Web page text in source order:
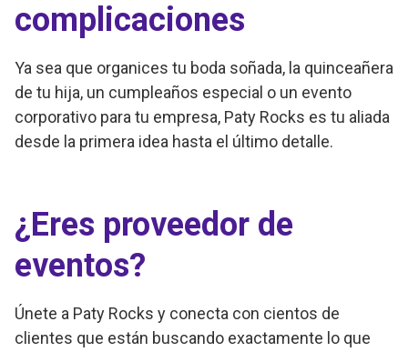
complicaciones
Ya sea que organices tu boda soñada, la quinceañera
de tu hija, un cumpleaños especial o un evento
corporativo para tu empresa, Paty Rocks es tu aliada
desde la primera idea hasta el último detalle.
¿Eres proveedor de
eventos?
Únete a Paty Rocks y conecta con cientos de
clientes que están buscando exactamente lo que